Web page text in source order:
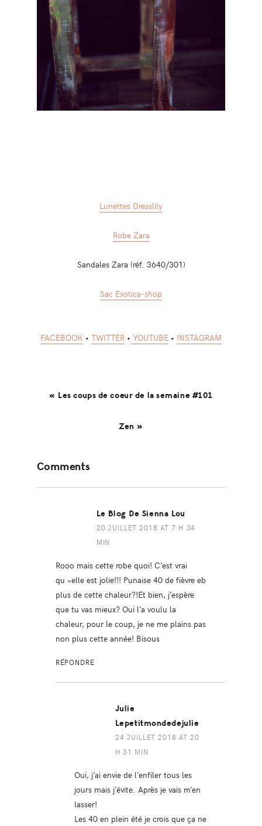
Lunettes Dresslily
Robe Zara
Sandales Zara (réf. 3640/301)
Sac Exotica-shop
FACEBOOK • TWITTER • YOUTUBE • INSTAGRAM
« Les coups de coeur de la semaine #101
Zen »
Interactions
Comments
Le Blog De Sienna Lou
20 JUILLET 2018 AT 7 H 34
MIN
Rooo mais cette robe quoi! C’est vrai
qu »elle est jolie!!! Punaise 40 de fièvre eb
plus de cette chaleur?!Et bien, j’espère
que tu vas mieux? Oui l’a voulu la
chaleur, pour le coup, je ne me plains pas
non plus cette année! Bisous
RÉPONDRE
Julie
Lepetitmondedejulie
24 JUILLET 2018 AT 20
H 31 MIN
Oui, j’ai envie de l’enfiler tous les
jours mais j’évite. Après je vais m’en
lasser!
Les 40 en plein été je crois que ça ne